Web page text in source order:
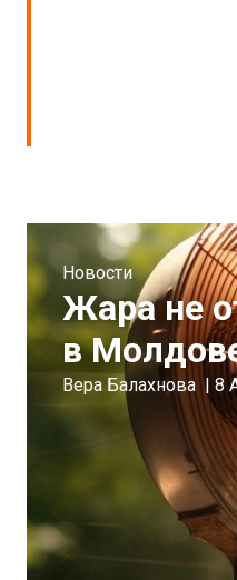
Новости
Жара не
в
Вера Балахнова | 8